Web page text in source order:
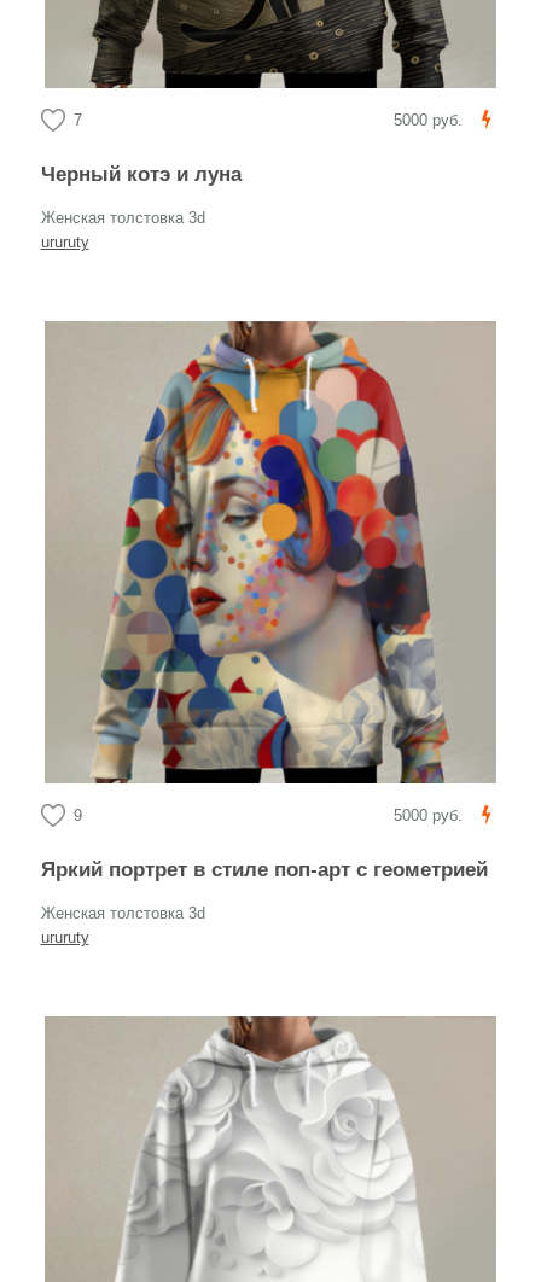
7 5000 руб.
Черный котэ и луна
Женская толстовка 3d
ururuty
9 5000 руб.
Яркий портрет в стиле поп-арт с геометрией
Женская толстовка 3d
ururuty